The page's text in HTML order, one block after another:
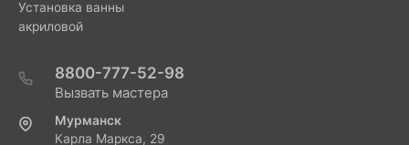
Установка ванны
акриловой
8800-777-52-98
Вызвать мастера
Мурманск
Карла Маркса, 29